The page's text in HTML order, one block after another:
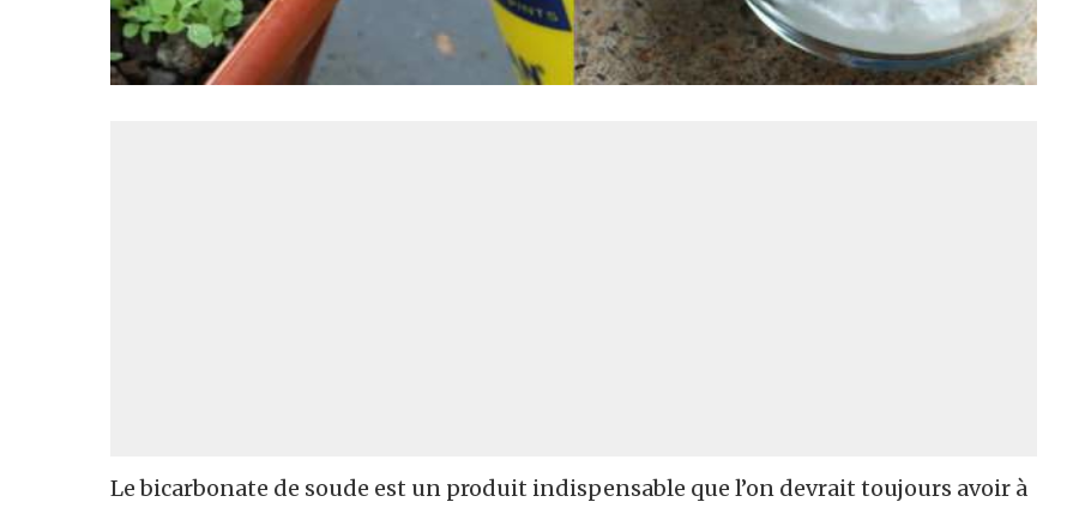
Le bicarbonate de soude est un produit indispensable que l’on devrait toujours avoir à